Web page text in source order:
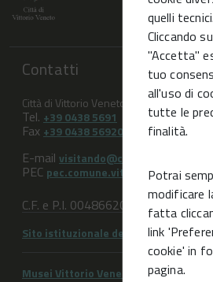
quelli tecnici.
Cliccando su
"Accetta"
tuo
all'uso di
tutte le
finalità.
Potrai
modificare
fatta
link
cookie' in
pagina.
Contatti
Città di Vittorio Veneto (TV)
Tel. +39 0438 5691
Fax +39 0438 569209
E-mail visitando@comune.vittorio-
PEC
C.F. e P.I. 00486620263
Sito istituzionale del Comune di
Musei Vittorio Veneto